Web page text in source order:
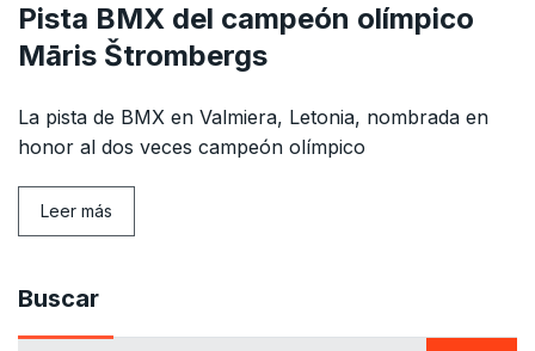
Pista BMX del campeón olímpico
Māris Štrombergs
La pista de BMX en Valmiera, Letonia, nombrada en
honor al dos veces campeón olímpico
Leer más
Buscar